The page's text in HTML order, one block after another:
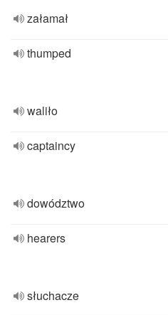
załamał
thumped
waliło
captaincy
dowództwo
hearers
słuchacze